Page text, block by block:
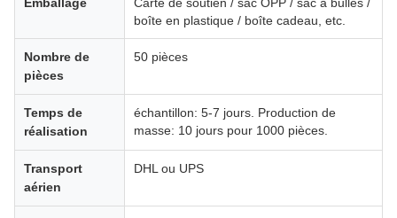
Emballage
Carte de soutien / sac OPP / sac à bulles /
boîte en plastique / boîte cadeau, etc.
Nombre de
pièces
50 pièces
Temps de
réalisation
échantillon: 5-7 jours. Production de
masse: 10 jours pour 1000 pièces.
Transport
aérien
DHL ou UPS